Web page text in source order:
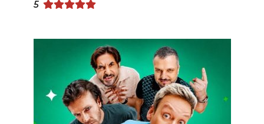
5